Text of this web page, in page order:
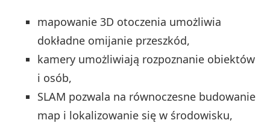
mapowanie 3D otoczenia umożliwia
dokładne omijanie przeszkód,
kamery umożliwiają rozpoznanie obiektów
i osób,
SLAM pozwala na równoczesne budowanie
map i lokalizowanie się w środowisku,